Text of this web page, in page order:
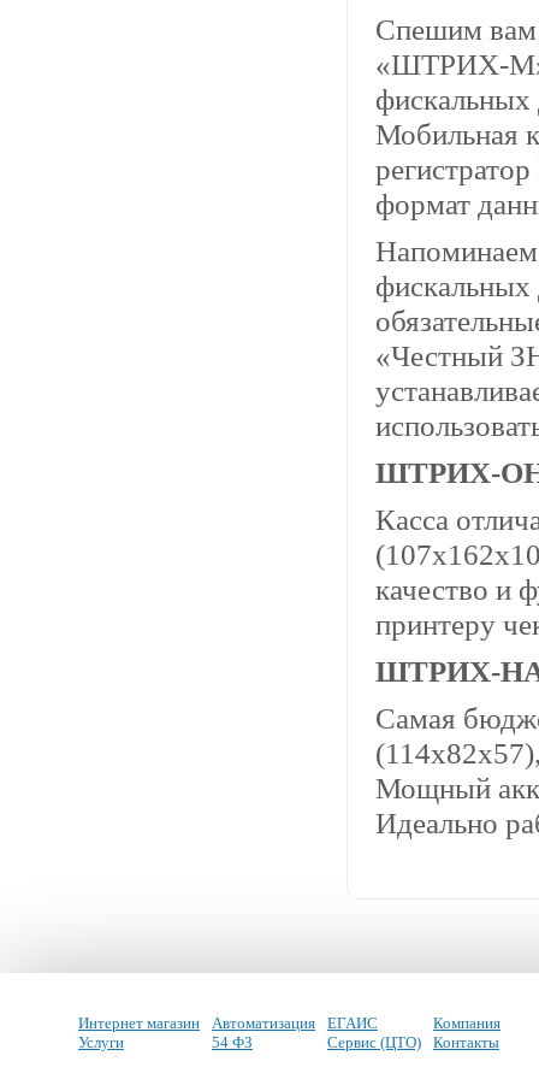
Спешим вам
«ШТРИХ-М»
фискальных
Мобильная
формат
фискальных
«Честный
ШТРИХ-
Касса
качество и
принтеру
ШТРИХ-
Самая
Мощный
Идеально
Интернет магазин
Услуги
Автоматизация
54 ФЗ
ЕГАИС
Сервис (ЦТО)
Компания
Контакты